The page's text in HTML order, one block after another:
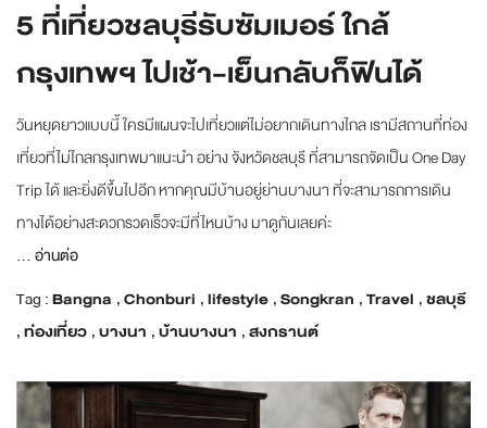
5 ที่เที่ยวชลบุรีรับซัมเมอร์ ใกล้
กรุงเทพฯ ไปเช้า-เย็นกลับก็ฟินได้
วันหยุดยาวแบบนี้ ใครมีแผนจะไปเที่ยวแต่ไม่อยากเดินทางไกล เรามีสถานที่ท่อง
เที่ยวที่ไม่ไกลกรุงเทพมาแนะนำ อย่าง จังหวัดชลบุรี ที่สามารถจัดเป็น One Day
Trip ได้ และยิ่งดีขึ้นไปอีก หากคุณมีบ้านอยู่ย่านบางนา ที่จะสามารถการเดิน
ทางได้อย่างสะดวกรวดเร็วจะมีที่ไหนบ้าง มาดูกันเลยค่ะ
... อ่านต่อ
Tag :Bangna ,Chonburi ,lifestyle ,Songkran ,Travel ,ชลบุรี
,ท่องเที่ยว ,บางนา ,บ้านบางนา ,สงกรานต์